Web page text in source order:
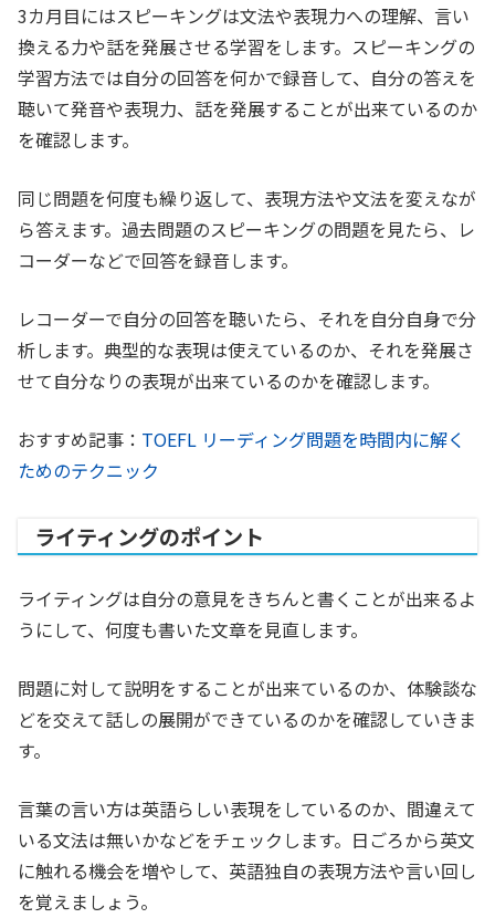
3カ月目にはスピーキングは文法や表現力への理解、言い
換える力や話を発展させる学習をします。スピーキングの
学習方法では自分の回答を何かで録音して、自分の答えを
聴いて発音や表現力、話を発展することが出来ているのか
を確認します。
同じ問題を何度も繰り返して、表現方法や文法を変えなが
ら答えます。過去問題のスピーキングの問題を見たら、レ
コーダーなどで回答を録音します。
レコーダーで自分の回答を聴いたら、それを自分自身で分
析します。典型的な表現は使えているのか、それを発展さ
せて自分なりの表現が出来ているのかを確認します。
おすすめ記事： TOEFL リーディング問題を時間内に解く
ためのテクニック
ライティングのポイント
ライティングは自分の意見をきちんと書くことが出来るよ
うにして、何度も書いた文章を見直します。
問題に対して説明をすることが出来ているのか、体験談な
どを交えて話しの展開ができているのかを確認していきま
す。
言葉の言い方は英語らしい表現をしているのか、間違えて
いる文法は無いかなどをチェックします。日ごろから英文
に触れる機会を増やして、英語独自の表現方法や言い回し
を覚えましょう。